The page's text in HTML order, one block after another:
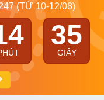
(TỪ 10-12/08)
34
GIÂY